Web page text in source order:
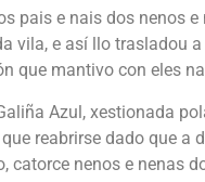
pais e nais dos nenos e
vila, e así llo trasladou
que mantivo con eles
Azul, xestionada
reabrirse dado que a
nenos e nenas